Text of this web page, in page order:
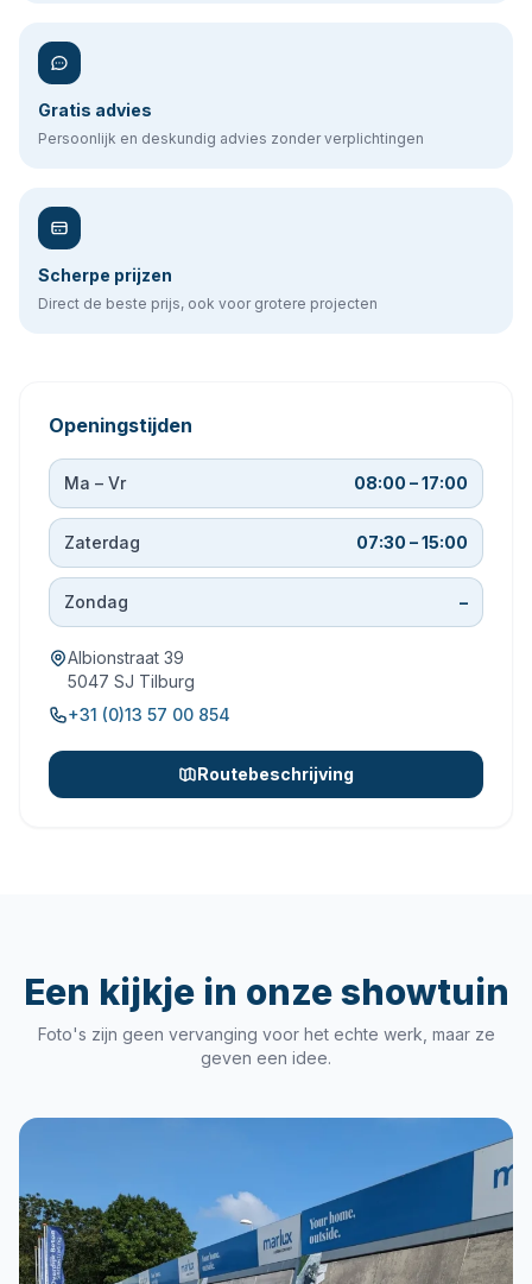
Gratis advies
Persoonlijk en deskundig advies zonder verplichtingen
Scherpe prijzen
Direct de beste prijs, ook voor grotere projecten
Openingstijden
Ma – Vr 08:00 – 17:00
Zaterdag 07:30 – 15:00
Zondag –
Albionstraat 39
5047 SJ Tilburg
+31 (0)13 57 00 854
Routebeschrijving
Een kijkje in onze showtuin
Foto's zijn geen vervanging voor het echte werk, maar ze
geven een idee.